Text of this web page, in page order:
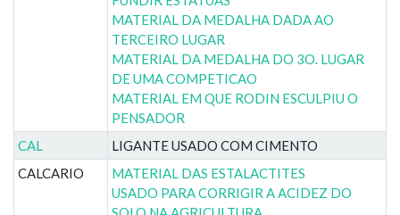
MATERIAL DA MEDALHA DADA AO
TERCEIRO LUGAR
MATERIAL DA MEDALHA DO 3O. LUGAR
DE UMA COMPETICAO
MATERIAL EM QUE RODIN ESCULPIU O
PENSADOR
CAL
LIGANTE USADO COM CIMENTO
CALCARIO
MATERIAL DAS ESTALACTITES
USADO PARA CORRIGIR A ACIDEZ DO